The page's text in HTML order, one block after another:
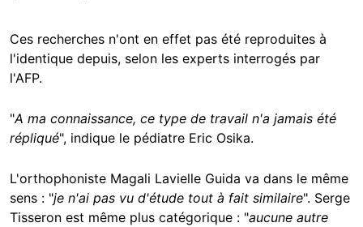
Ces recherches n'ont en effet pas été reproduites à
l'identique depuis, selon les experts interrogés par
l'AFP.
"A ma connaissance, ce type de travail n'a jamais été
répliqué", indique le pédiatre Eric Osika.
L'orthophoniste Magali Lavielle Guida va dans le même
sens : "je n'ai pas vu d'étude tout à fait similaire". Serge
Tisseron est même plus catégorique : "aucune autre